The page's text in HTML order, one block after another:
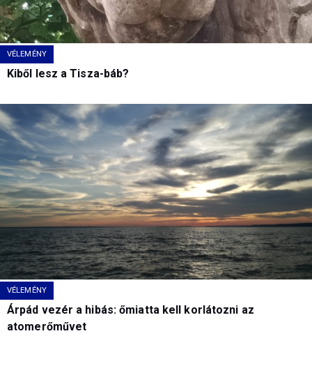
VÉLEMÉNY
Kiből lesz a Tisza-báb?
VÉLEMÉNY
Árpád vezér a hibás: őmiatta kell korlátozni az
atomerőművet